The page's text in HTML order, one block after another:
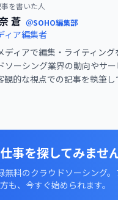
を書いた人
蒼 ＠SOHO編集部
ィア編集者
ディアで編集・ライティング
ソーシング業界の動向やサ
観的な視点での記事を執筆し
事を探してみませ
無料のクラウドソーシング。
も、今すぐ始められます。